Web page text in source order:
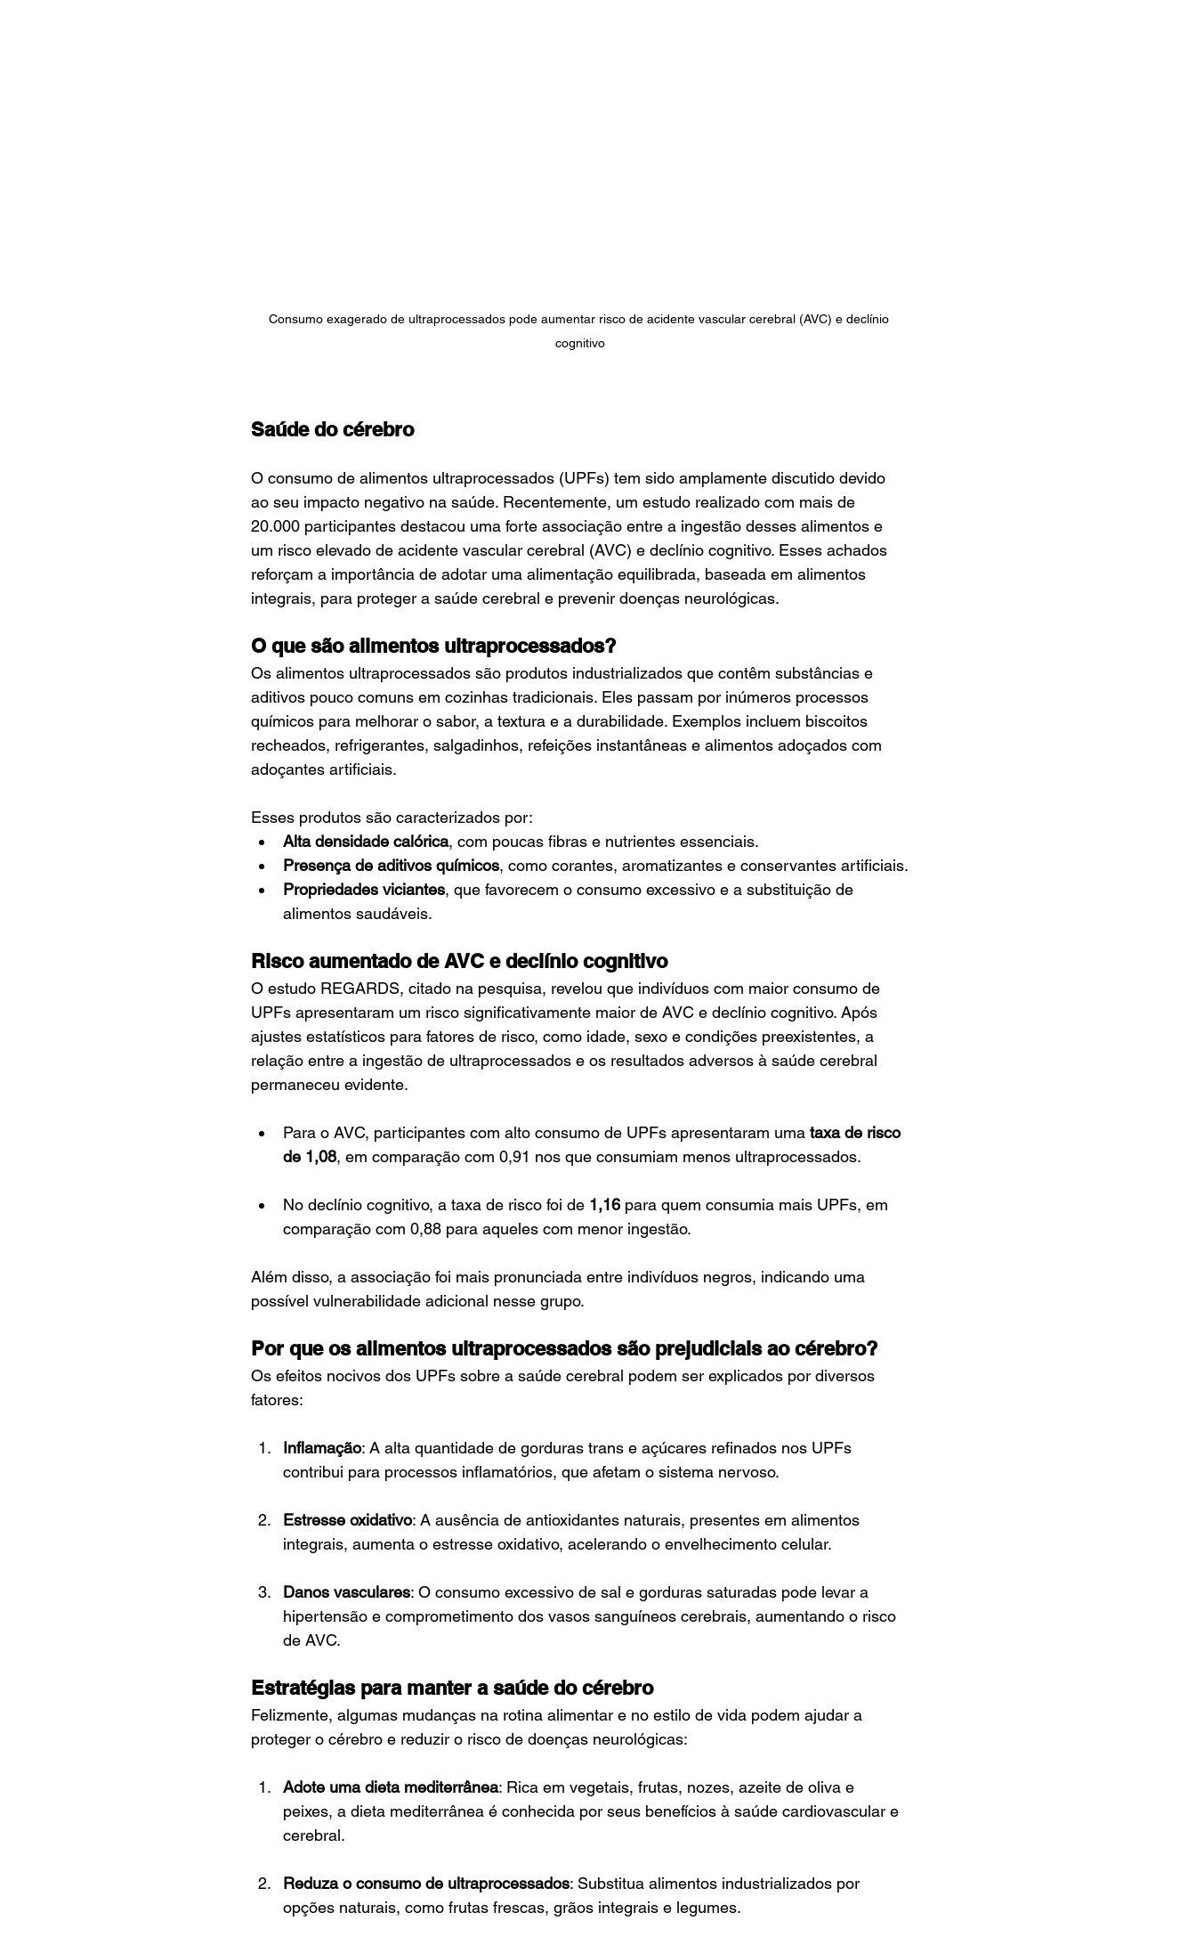
Consumo exagerado de ultraprocessados pode aumentar risco de acidente vascular cerebral (AVC) e declínio
cognitivo
Saúde do cérebro
O consumo de alimentos ultraprocessados (UPFs) tem sido amplamente discutido devido
ao seu impacto negativo na saúde. Recentemente, um estudo realizado com mais de
20.000 participantes destacou uma forte associação entre a ingestão desses alimentos e
um risco elevado de acidente vascular cerebral (AVC) e declínio cognitivo. Esses achados
reforçam a importância de adotar uma alimentação equilibrada, baseada em alimentos
integrais, para proteger a saúde cerebral e prevenir doenças neurológicas.
O que são alimentos ultraprocessados?
Os alimentos ultraprocessados são produtos industrializados que contêm substâncias e
aditivos pouco comuns em cozinhas tradicionais. Eles passam por inúmeros processos
químicos para melhorar o sabor, a textura e a durabilidade. Exemplos incluem biscoitos
recheados, refrigerantes, salgadinhos, refeições instantâneas e alimentos adoçados com
adoçantes artificiais.
Esses produtos são caracterizados por:
Alta densidade calórica, com poucas fibras e nutrientes essenciais.
Presença de aditivos químicos, como corantes, aromatizantes e conservantes artificiais.
Propriedades viciantes, que favorecem o consumo excessivo e a substituição de
alimentos saudáveis.
Risco aumentado de AVC e declínio cognitivo
O estudo REGARDS, citado na pesquisa, revelou que indivíduos com maior consumo de
UPFs apresentaram um risco significativamente maior de AVC e declínio cognitivo. Após
ajustes estatísticos para fatores de risco, como idade, sexo e condições preexistentes, a
relação entre a ingestão de ultraprocessados e os resultados adversos à saúde cerebral
permaneceu evidente.
Para o AVC, participantes com alto consumo de UPFs apresentaram uma taxa de risco
de 1,08, em comparação com 0,91 nos que consumiam menos ultraprocessados.
No declínio cognitivo, a taxa de risco foi de 1,16 para quem consumia mais UPFs, em
comparação com 0,88 para aqueles com menor ingestão.
Além disso, a associação foi mais pronunciada entre indivíduos negros, indicando uma
possível vulnerabilidade adicional nesse grupo.
Por que os alimentos ultraprocessados são prejudiciais ao cérebro?
Os efeitos nocivos dos UPFs sobre a saúde cerebral podem ser explicados por diversos
fatores:
Inflamação: A alta quantidade de gorduras trans e açúcares refinados nos UPFs
contribui para processos inflamatórios, que afetam o sistema nervoso.
Estresse oxidativo: A ausência de antioxidantes naturais, presentes em alimentos
integrais, aumenta o estresse oxidativo, acelerando o envelhecimento celular.
Danos vasculares: O consumo excessivo de sal e gorduras saturadas pode levar a
hipertensão e comprometimento dos vasos sanguíneos cerebrais, aumentando o risco
de AVC.
Estratégias para manter a saúde do cérebro
Felizmente, algumas mudanças na rotina alimentar e no estilo de vida podem ajudar a
proteger o cérebro e reduzir o risco de doenças neurológicas:
Adote uma dieta mediterrânea: Rica em vegetais, frutas, nozes, azeite de oliva e
peixes, a dieta mediterrânea é conhecida por seus benefícios à saúde cardiovascular e
cerebral.
Reduza o consumo de ultraprocessados: Substitua alimentos industrializados por
opções naturais, como frutas frescas, grãos integrais e legumes.